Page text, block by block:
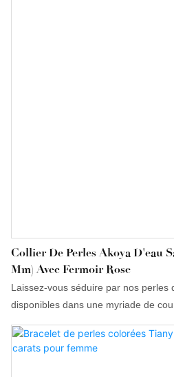
Collier De Perles Akoya D'eau
Mm) Avec Fermoir Rose
Laissez-vous séduire par nos perles
disponibles dans une myriade de
préférences uniques.